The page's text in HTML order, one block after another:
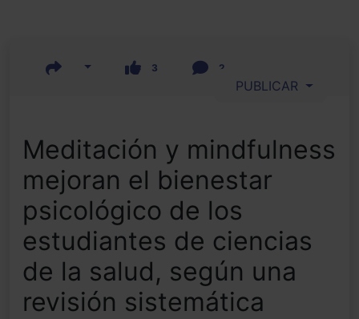
3 2
PUBLICAR
Meditación y mindfulness
mejoran el bienestar
psicológico de los
estudiantes de ciencias
de la salud, según una
revisión sistemática